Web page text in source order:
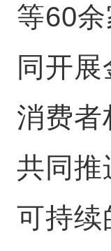
等60
同开
消费者
共同推
可持续